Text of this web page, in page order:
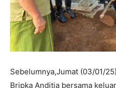
Sebelumnya,Jumat (03/01/
Bripka Anditia bersama